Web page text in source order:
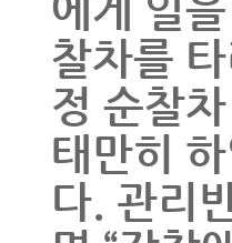
찰차를
정 순찰
태만히
다. 관리